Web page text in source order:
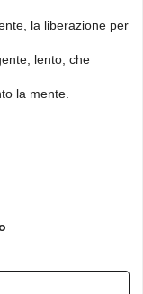
la liberazione per
lento, che
la mente.